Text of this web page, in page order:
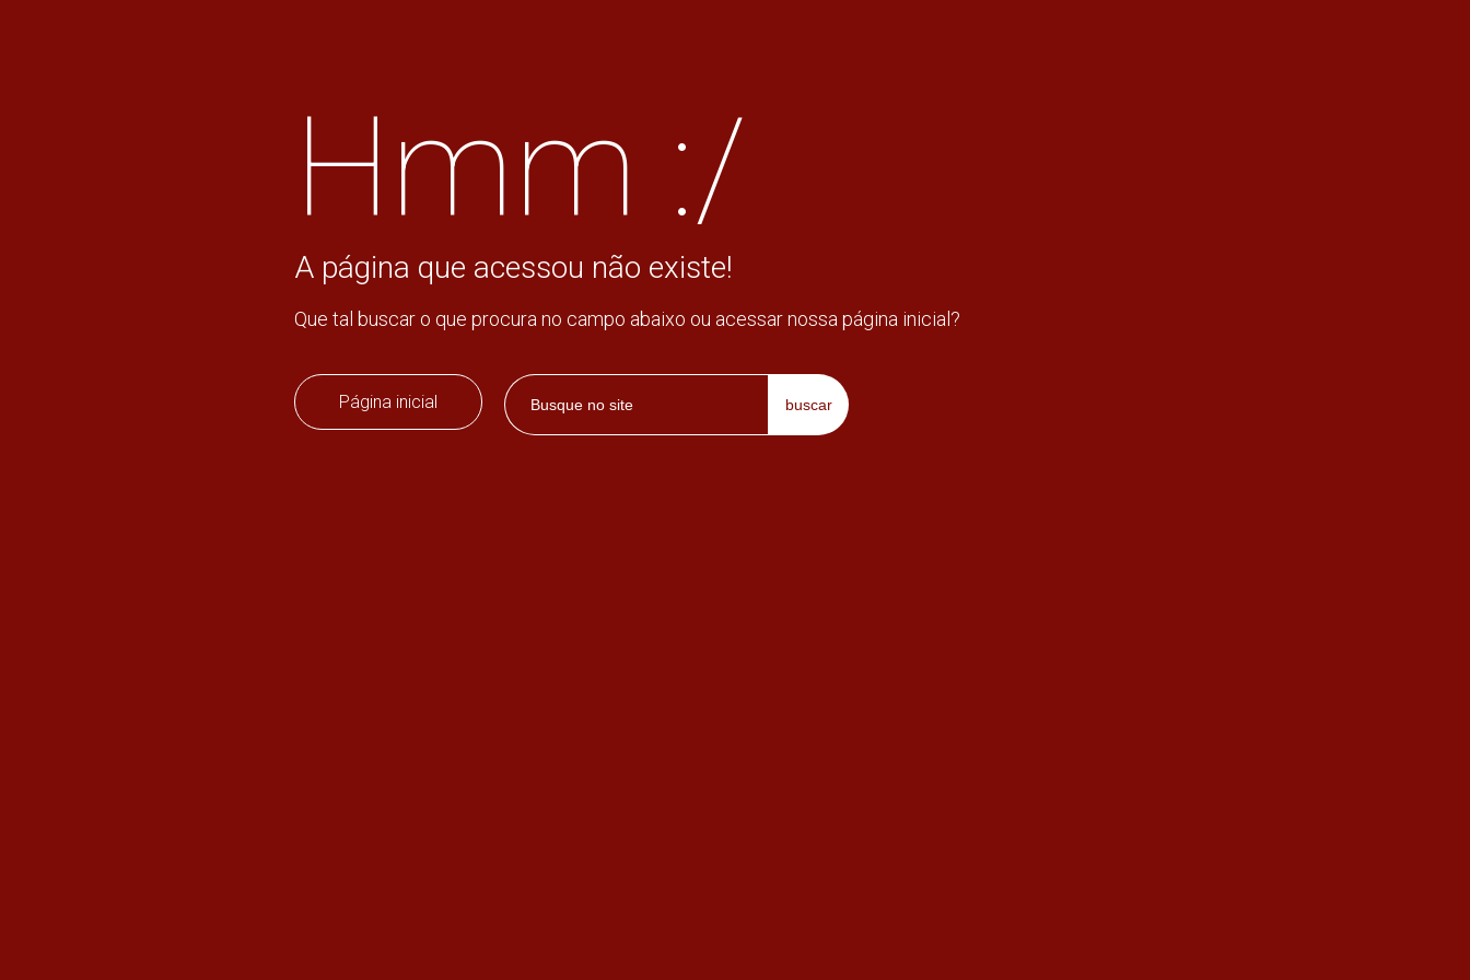
Hmm :/
A página que acessou não existe!
Que tal buscar o que procura no campo abaixo ou acessar nossa página inicial?
Página inicial